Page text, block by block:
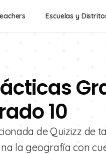
Escuelas y
10
de Quizizz de
la geografía con